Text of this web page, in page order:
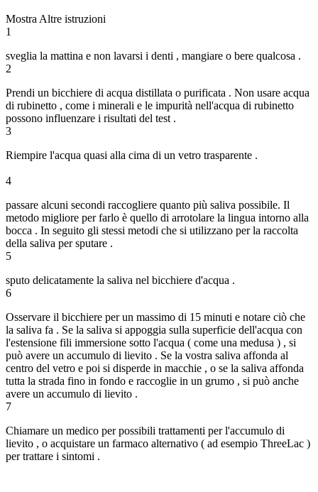
Mostra Altre istruzioni
1
sveglia la mattina e non lavarsi i denti , mangiare o bere qualcosa .
2
Prendi un bicchiere di acqua distillata o purificata . Non usare acqua
di rubinetto , come i minerali e le impurità nell'acqua di rubinetto
possono influenzare i risultati del test .
3
Riempire l'acqua quasi alla cima di un vetro trasparente .
4
passare alcuni secondi raccogliere quanto più saliva possibile. Il
metodo migliore per farlo è quello di arrotolare la lingua intorno alla
bocca . In seguito gli stessi metodi che si utilizzano per la raccolta
della saliva per sputare .
5
sputo delicatamente la saliva nel bicchiere d'acqua .
6
Osservare il bicchiere per un massimo di 15 minuti e notare ciò che
la saliva fa . Se la saliva si appoggia sulla superficie dell'acqua con
l'estensione fili immersione sotto l'acqua ( come una medusa ) , si
può avere un accumulo di lievito . Se la vostra saliva affonda al
centro del vetro e poi si disperde in macchie , o se la saliva affonda
tutta la strada fino in fondo e raccoglie in un grumo , si può anche
avere un accumulo di lievito .
7
Chiamare un medico per possibili trattamenti per l'accumulo di
lievito , o acquistare un farmaco alternativo ( ad esempio ThreeLac )
per trattare i sintomi .